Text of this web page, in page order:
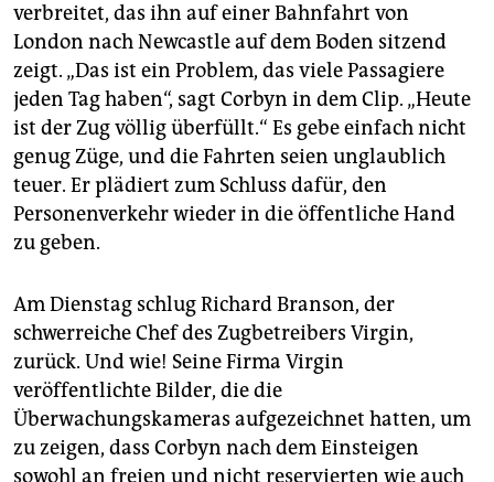
genossenschaft
epaper login
verbreitet, das ihn auf einer Bahnfahrt von
London nach Newcastle auf dem Boden sitzend
zeigt. „Das ist ein Problem, das viele Passagiere
jeden Tag haben“, sagt Corbyn in dem Clip. „Heute
ist der Zug völlig überfüllt.“ Es gebe einfach nicht
genug Züge, und die Fahrten seien unglaublich
teuer. Er plädiert zum Schluss dafür, den
Personenverkehr wieder in die öffentliche Hand
zu geben.
Am Dienstag schlug Richard Branson, der
schwerreiche Chef des Zugbetreibers Virgin,
zurück. Und wie! Seine Firma Virgin
veröffentlichte Bilder, die die
Überwachungskameras aufgezeichnet hatten, um
zu zeigen, dass Corbyn nach dem Einsteigen
sowohl an freien und nicht reservierten wie auch